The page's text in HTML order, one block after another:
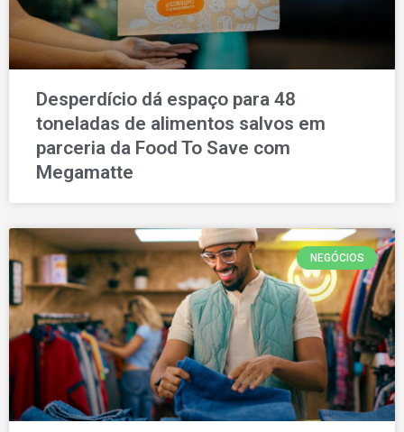
Desperdício dá espaço para 48
toneladas de alimentos salvos em
parceria da Food To Save com
Megamatte
NEGÓCIOS